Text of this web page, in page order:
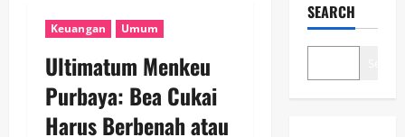
Keuangan Umum
Ultimatum Menkeu
Purbaya: Bea Cukai
Harus Berbenah atau
SEARCH